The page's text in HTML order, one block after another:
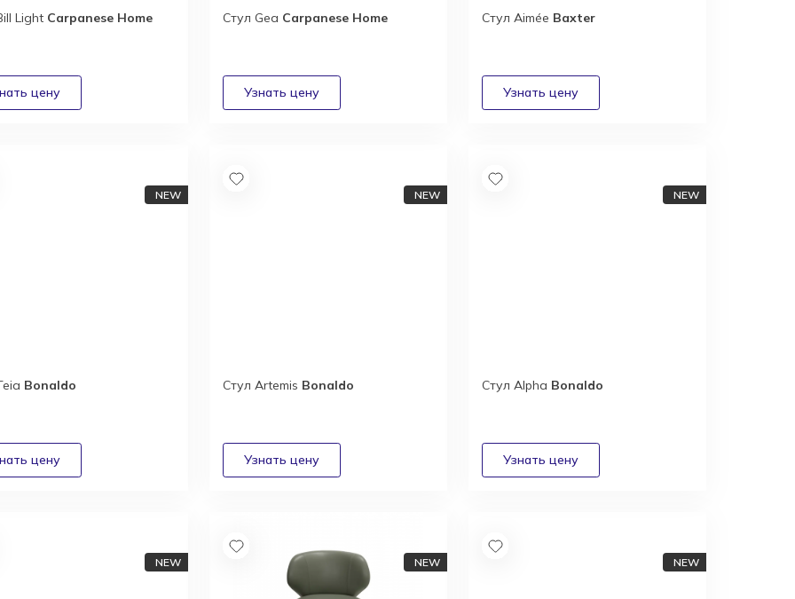
Light Carpanese Home Стул Gea Carpanese Home Стул Aimée Baxter
Bonaldo Стул Artemis Bonaldo Стул Alpha Bonaldo